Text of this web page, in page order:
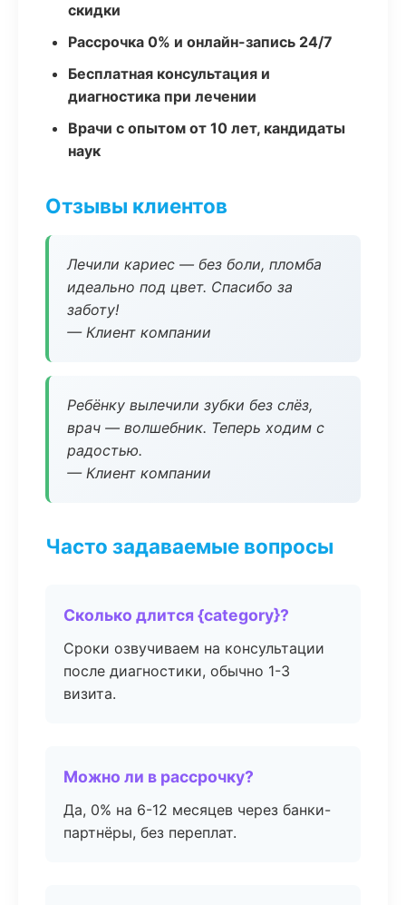
скидки
Рассрочка 0% и онлайн-запись 24/7
Бесплатная консультация и
диагностика при лечении
Врачи с опытом от 10 лет, кандидаты
наук
Отзывы клиентов
Лечили кариес — без боли, пломба
идеально под цвет. Спасибо за
заботу!
— Клиент компании
Ребёнку вылечили зубки без слёз,
врач — волшебник. Теперь ходим с
радостью.
— Клиент компании
Часто задаваемые вопросы
Сколько длится {category}?
Сроки озвучиваем на консультации
после диагностики, обычно 1-3
визита.
Можно ли в рассрочку?
Да, 0% на 6-12 месяцев через банки-
партнёры, без переплат.